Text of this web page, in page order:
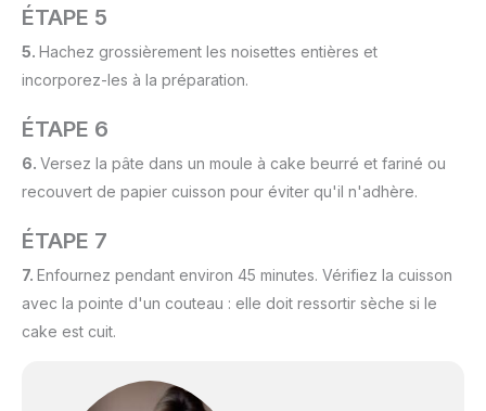
ÉTAPE 5
5. Hachez grossièrement les noisettes entières et
incorporez-les à la préparation.
ÉTAPE 6
6. Versez la pâte dans un moule à cake beurré et fariné ou
recouvert de papier cuisson pour éviter qu'il n'adhère.
ÉTAPE 7
7. Enfournez pendant environ 45 minutes. Vérifiez la cuisson
avec la pointe d'un couteau : elle doit ressortir sèche si le
cake est cuit.